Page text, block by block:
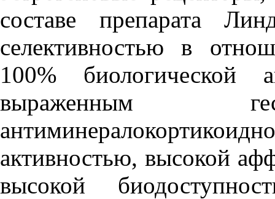
составе препарата
селективностью в
100% биологической
выраженным
активностью, высокой
высокой